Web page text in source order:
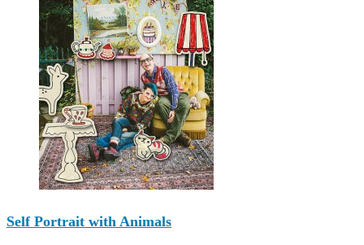
Self Portrait with Animals